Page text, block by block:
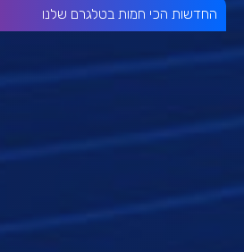
החדשות הכי חמות בטלגרם שלנו